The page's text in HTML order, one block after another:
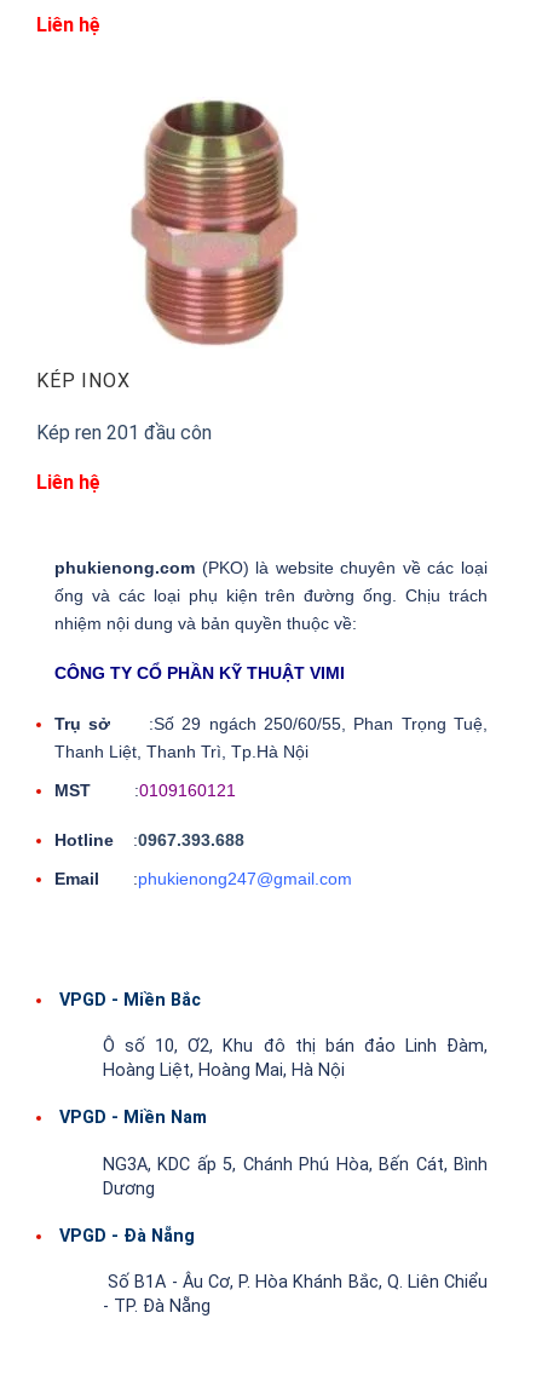
Liên hệ
KÉP INOX
Kép ren 201 đầu côn
Liên hệ
phukienong.com (PKO) là website chuyên về các loại
ống và các loại phụ kiện trên đường ống. Chịu trách
nhiệm nội dung và bản quyền thuộc về:
CÔNG TY CỔ PHẦN KỸ THUẬT VIMI
Trụ sở :Số 29 ngách 250/60/55, Phan Trọng Tuệ,
Thanh Liệt, Thanh Trì, Tp.Hà Nội
MST :0109160121
Hotline :0967.393.688
Email :phukienong247@gmail.com
VPGD - Miền Bắc
Ô số 10, Ơ2, Khu đô thị bán đảo Linh Đàm,
Hoàng Liệt, Hoàng Mai, Hà Nội
VPGD - Miền Nam
NG3A, KDC ấp 5, Chánh Phú Hòa, Bến Cát, Bình
Dương
VPGD - Đà Nẵng
Số B1A - Âu Cơ, P. Hòa Khánh Bắc, Q. Liên Chiểu
- TP. Đà Nẵng